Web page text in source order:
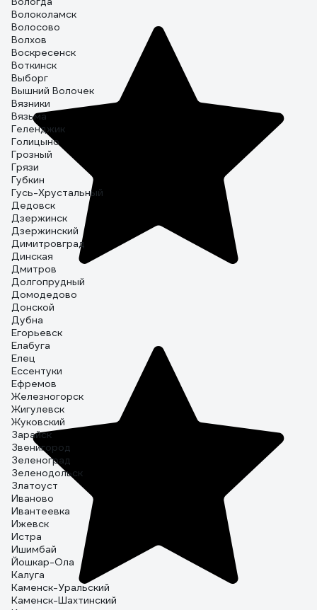
Волоколамск
Волосово
Волхов
Воскресенск
Воткинск
Выборг
Вышний Волочек
Вязники
Вязьма
Геленджик
Голицыно
Грозный
Грязи
Губкин
Гусь-Хрустальный
Дедовск
Дзержинск
Дзержинский
Димитровград
Динская
Дмитров
Долгопрудный
Домодедово
Донской
Дубна
Егорьевск
Елабуга
Елец
Ессентуки
Ефремов
Железногорск
Жигулевск
Жуковский
Зарайск
Звенигород
Зеленоград
Зеленодольск
Златоуст
Иваново
Ивантеевка
Ижевск
Истра
Ишимбай
Йошкар-Ола
Калуга
Каменск-Уральский
Каменск-Шахтинский